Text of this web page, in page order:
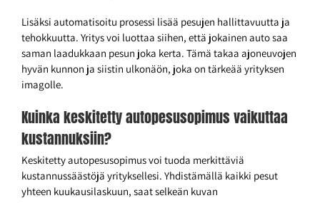
Lisäksi automatisoitu prosessi lisää pesujen hallittavuutta ja
tehokkuutta. Yritys voi luottaa siihen, että jokainen auto saa
saman laadukkaan pesun joka kerta. Tämä takaa ajoneuvojen
hyvän kunnon ja siistin ulkonäön, joka on tärkeää yrityksen
imagolle.
Kuinka keskitetty autopesusopimus vaikuttaa
kustannuksiin?
Keskitetty autopesusopimus voi tuoda merkittäviä
kustannussäästöjä yrityksellesi. Yhdistämällä kaikki pesut
yhteen kuukausilaskuun, saat selkeän kuvan